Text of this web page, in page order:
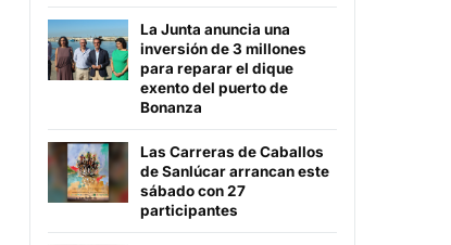
La Junta anuncia una
inversión de 3 millones
para reparar el dique
exento del puerto de
Bonanza
Las Carreras de Caballos
de Sanlúcar arrancan este
sábado con 27
participantes